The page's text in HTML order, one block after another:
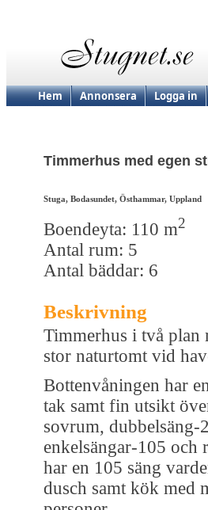
Hem Annonsera Logga in
Timmerhus med egen
Stuga, Bodasundet, Östhammar, Uppland
Boendeyta: 110 m2
Antal rum: 5
Antal bäddar: 6
Beskrivning
Timmerhus i två plan
stor naturtomt vid
Bottenvåningen har
tak samt fin utsikt
sovrum, dubbelsäng-
enkelsängar-105 och
har en 105 säng
dusch samt kök med